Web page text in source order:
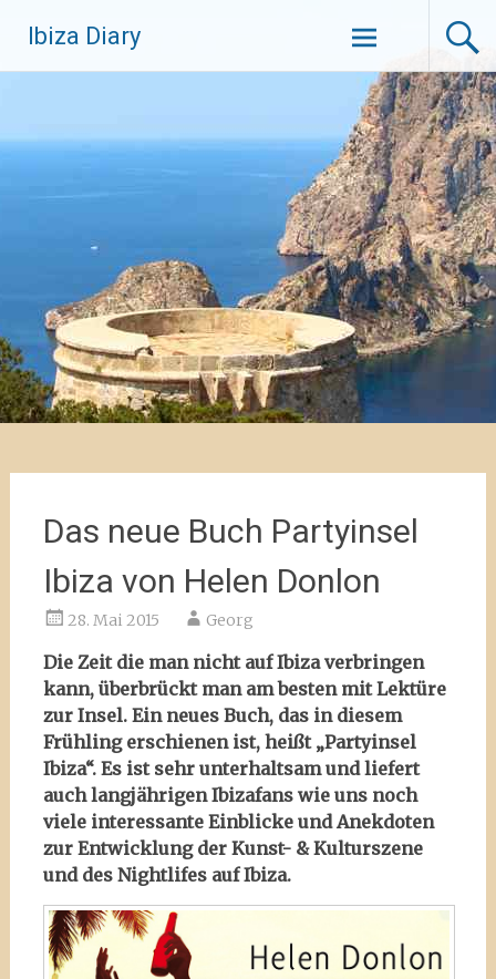
Inhalt
springen
Ibiza Diary
Das neue Buch Partyinsel
Ibiza von Helen Donlon
28. Mai 2015 Georg
Die Zeit die man nicht auf Ibiza verbringen
kann, überbrückt man am besten mit Lektüre
zur Insel. Ein neues Buch, das in diesem
Frühling erschienen ist, heißt „Partyinsel
Ibiza“. Es ist sehr unterhaltsam und liefert
auch langjährigen Ibizafans wie uns noch
viele interessante Einblicke und Anekdoten
zur Entwicklung der Kunst- & Kulturszene
und des Nightlifes auf Ibiza.